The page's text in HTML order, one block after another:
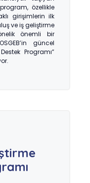
özellikle
girişimlerin ilk
ve iş geliştirme
önemli bir
güncel
Programı”